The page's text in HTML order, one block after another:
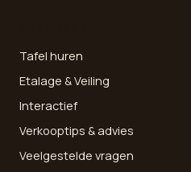
Tafel huren
Etalage & Veiling
Interactief
Verkooptips & advies
Veelgestelde vragen